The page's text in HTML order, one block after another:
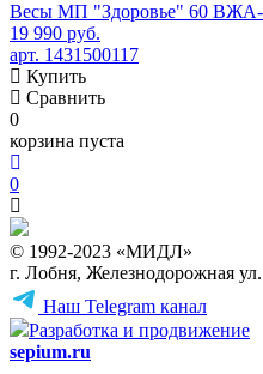
Весы МП "Здоровье" 60 ВЖА-
19 990 руб.
арт. 1431500117
Купить
Сравнить
0
корзина пуста
0
© 1992-2023 «МИДЛ»
г. Лобня, Железнодорожная
Наш Telegram канал
Разработка и продвижение
sepium.ru